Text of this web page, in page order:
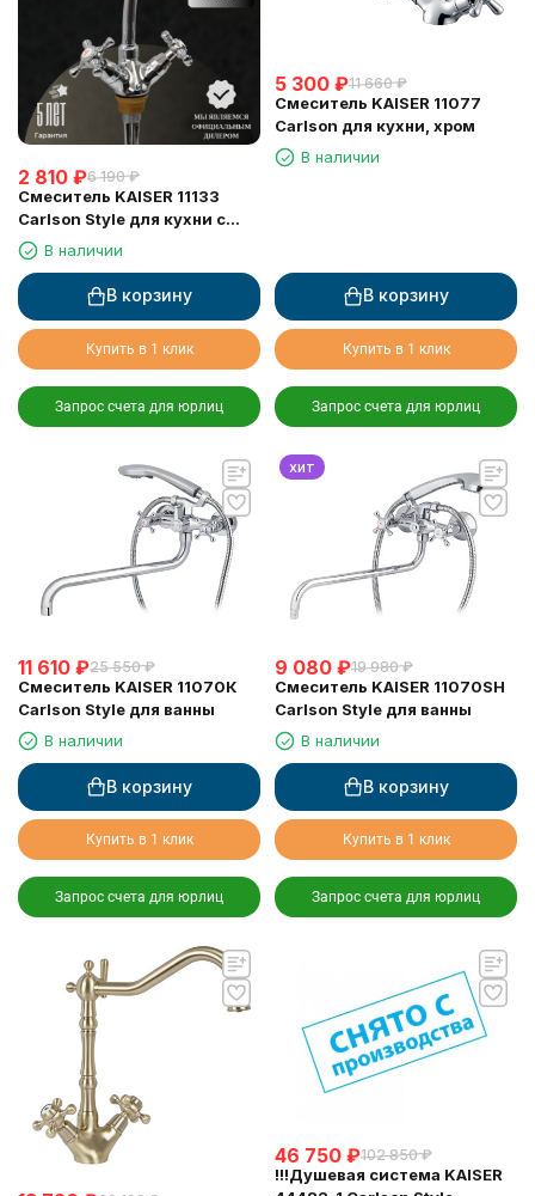
2 810 ₽6 190 ₽
Смеситель KAISER 11133
Carlson Style для кухни с
жесткой подводкой
В наличии
В корзину
Купить в 1 клик
Запрос счета для юрлиц
5 300 ₽11 660 ₽
Смеситель KAISER 11077
Carlson для кухни, хром
В наличии
В корзину
Купить в 1 клик
Запрос счета для юрлиц
11 610 ₽25 550 ₽
Смеситель KAISER 11070К
Carlson Style для ванны
В наличии
В корзину
Купить в 1 клик
Запрос счета для юрлиц
хит
9 080 ₽19 980 ₽
Смеситель KAISER 11070SH
Carlson Style для ванны
В наличии
В корзину
Купить в 1 клик
Запрос счета для юрлиц
46 750 ₽102 850 ₽
!!!Душевая система KAISER